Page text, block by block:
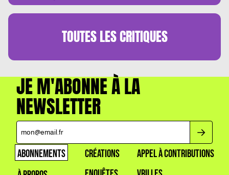
TOUTES LESCRITIQUES
JE M'ABONNE À LA
NEWSLETTER
ABONNEMENTS
CRÉATIONS
APPEL À CONTRIBUTIONS